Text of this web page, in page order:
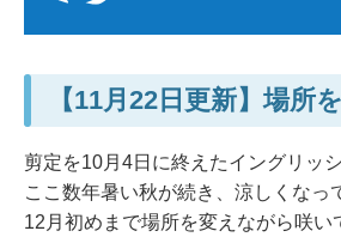
【11月22日更新】場所
剪定を10月4日に終えたイングリッ
ここ数年暑い秋が続き、涼しくなっ
12月初めまで場所を変えながら咲い